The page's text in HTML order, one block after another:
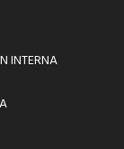
INTERNA